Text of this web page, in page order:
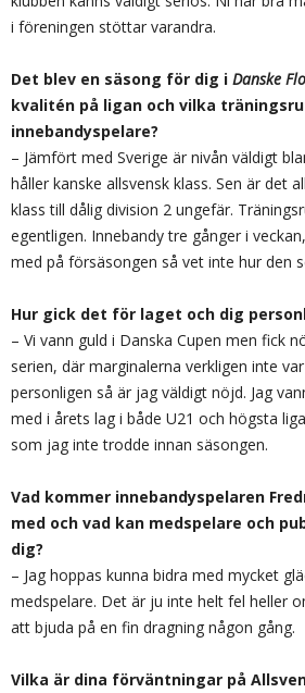
i föreningen stöttar varandra.
Det blev en säsong för dig i Danske
kvalitén på ligan och vilka
innebandyspelare?
– Jämfört med Sverige är nivån väldigt
håller kanske allsvensk klass. Sen är det
klass till dålig division 2 ungefär.
egentligen. Innebandy tre gånger i
med på försäsongen så vet inte hur den
Hur gick det för laget och dig
– Vi vann guld i Danska Cupen men fick
serien, där marginalerna verkligen inte
personligen så är jag väldigt nöjd. Jag
med i årets lag i både U21 och högsta
som jag inte trodde innan säsongen.
Vad kommer innebandyspelaren
med och vad kan medspelare och
dig?
– Jag hoppas kunna bidra med mycket
medspelare. Det är ju inte helt fel heller
att bjuda på en fin dragning någon gång.
Vilka är dina förväntningar på